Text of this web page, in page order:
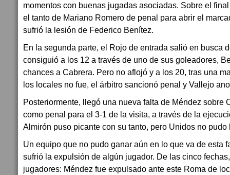
momentos con buenas jugadas asociadas. Sobre el
el tanto de Mariano Romero de penal para abrir el
sufrió la lesión de Federico Benítez.
En la segunda parte, el Rojo de entrada salió en busca
consiguió a los 12 a través de uno de sus goleadores,
chances a Cabrera. Pero no aflojó y a los 20, tras una
los locales no fue, el árbitro sancionó penal y Vallejo
Posteriormente, llegó una nueva falta de Méndez sobre
como penal para el 3-1 de la visita, a través de la
Almirón puso picante con su tanto, pero Unidos no
Un equipo que no pudo ganar aún en lo que va de esta
sufrió la expulsión de algún jugador. De las cinco
jugadores: Méndez fue expulsado ante este Roma de